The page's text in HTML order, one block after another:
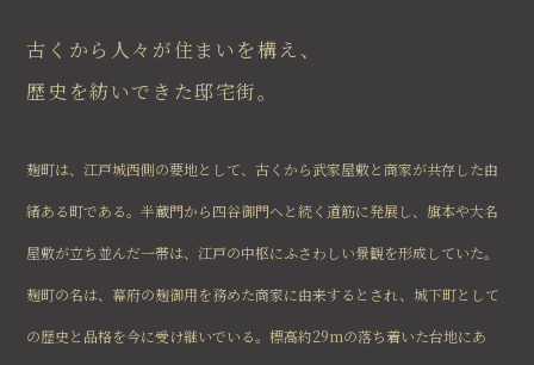
古くから人々が住まいを構え、
歴史を紡いできた邸宅街。
麹町は、江戸城西側の要地として、古くから武家屋敷と商家が共存した由
緒ある町である。半蔵門から四谷御門へと続く道筋に発展し、旗本や大名
屋敷が立ち並んだ一帯は、江戸の中枢にふさわしい景観を形成していた。
麹町の名は、幕府の麹御用を務めた商家に由来するとされ、城下町として
の歴史と品格を今に受け継いでいる。標高約29mの落ち着いた台地にあ